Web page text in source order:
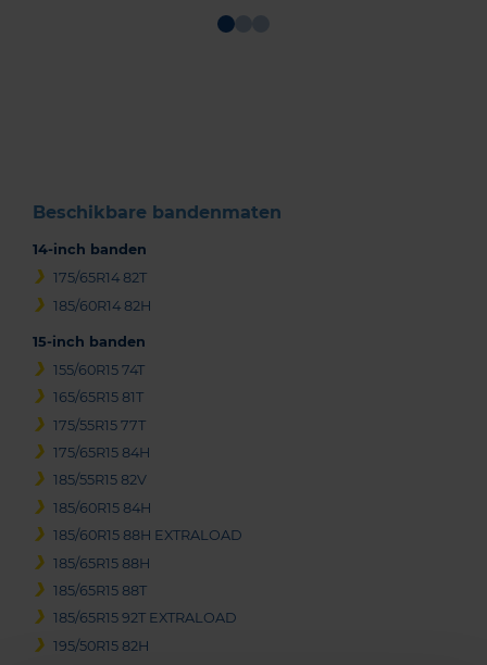
Beschikbare bandenmaten
14-inch banden
175/65R14 82T
185/60R14 82H
15-inch banden
155/60R15 74T
165/65R15 81T
175/55R15 77T
175/65R15 84H
185/55R15 82V
185/60R15 84H
185/60R15 88H EXTRALOAD
185/65R15 88H
185/65R15 88T
185/65R15 92T EXTRALOAD
195/50R15 82H